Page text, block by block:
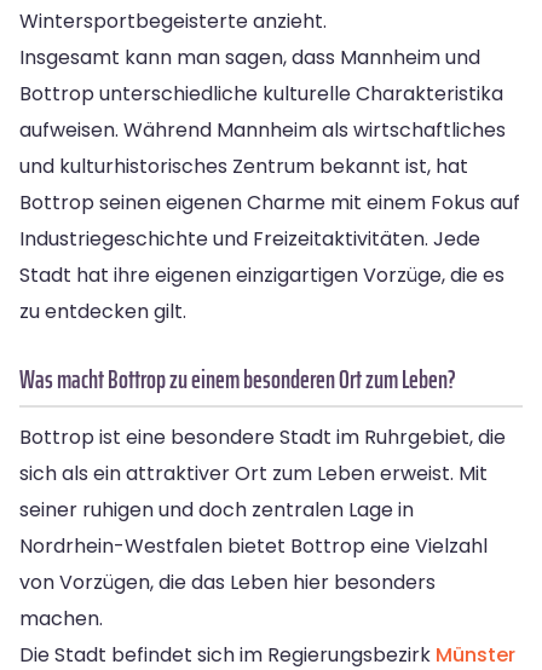
Wintersportbegeisterte anzieht.
Insgesamt kann man sagen, dass Mannheim und
Bottrop unterschiedliche kulturelle Charakteristika
aufweisen. Während Mannheim als wirtschaftliches
und kulturhistorisches Zentrum bekannt ist, hat
Bottrop seinen eigenen Charme mit einem Fokus auf
Industriegeschichte und Freizeitaktivitäten. Jede
Stadt hat ihre eigenen einzigartigen Vorzüge, die es
zu entdecken gilt.
Was macht Bottrop zu einem besonderen Ort zum Leben?
Bottrop ist eine besondere Stadt im Ruhrgebiet, die
sich als ein attraktiver Ort zum Leben erweist. Mit
seiner ruhigen und doch zentralen Lage in
Nordrhein-Westfalen bietet Bottrop eine Vielzahl
von Vorzügen, die das Leben hier besonders
machen.
Die Stadt befindet sich im Regierungsbezirk Münster